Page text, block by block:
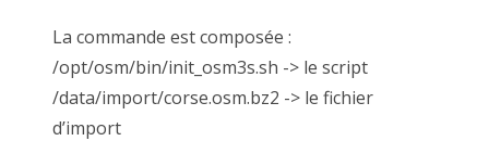
La commande est composée :
/opt/osm/bin/init_osm3s.sh -> le script
/data/import/corse.osm.bz2 -> le fichier
d’import